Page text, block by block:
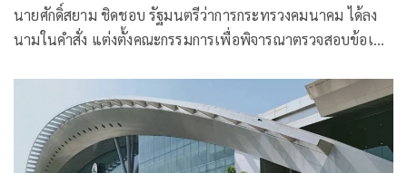
นายศักดิ์สยาม ชิดชอบ รัฐมนตรีว่าการกระทรวงคมนาคม ได้ลง
นามในคำสั่ง แต่งตั้งคณะกรรมการเพื่อพิจารณาตรวจสอบข้อเท็จ